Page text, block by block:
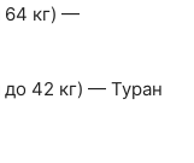
64 кг) —
до 42 кг) — Туран